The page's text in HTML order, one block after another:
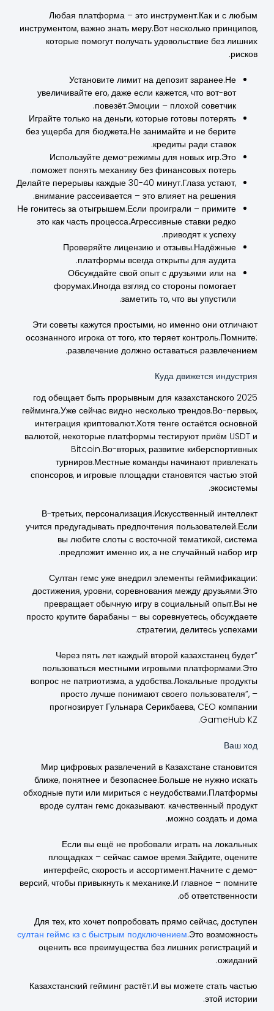
Любая платформа – это инструмент.Как и с любым
инструментом, важно знать меру.Вот несколько принципов,
которые помогут получать удовольствие без лишних
рисков.
Установите лимит на депозит заранее.Не
увеличивайте его, даже если кажется, что вот-вот
повезёт.Эмоции – плохой советчик.
Играйте только на деньги, которые готовы потерять
без ущерба для бюджета.Не занимайте и не берите
кредиты ради ставок.
Используйте демо-режимы для новых игр.Это
поможет понять механику без финансовых потерь.
Делайте перерывы каждые 30-40 минут.Глаза устают,
внимание рассеивается – это влияет на решения.
Не гонитесь за отыгрышем.Если проиграли – примите
это как часть процесса.Агрессивные ставки редко
приводят к успеху.
Проверяйте лицензию и отзывы.Надёжные
платформы всегда открыты для аудита.
Обсуждайте свой опыт с друзьями или на
форумах.Иногда взгляд со стороны помогает
заметить то, что вы упустили.
Эти советы кажутся простыми, но именно они отличают
осознанного игрока от того, кто теряет контроль.Помните:
развлечение должно оставаться развлечением.
Куда движется индустрия
2025 год обещает быть прорывным для казахстанского
гейминга.Уже сейчас видно несколько трендов.Во-первых,
интеграция криптовалют.Хотя тенге остаётся основной
валютой, некоторые платформы тестируют приём USDT и
Bitcoin.Во-вторых, развитие киберспортивных
турниров.Местные команды начинают привлекать
спонсоров, и игровые площадки становятся частью этой
экосистемы.
В-третьих, персонализация.Искусственный интеллект
учится предугадывать предпочтения пользователей.Если
вы любите слоты с восточной тематикой, система
предложит именно их, а не случайный набор игр.
Султан гемс уже внедрил элементы геймификации:
достижения, уровни, соревнования между друзьями.Это
превращает обычную игру в социальный опыт.Вы не
просто крутите барабаны – вы соревнуетесь, обсуждаете
стратегии, делитесь успехами.
“Через пять лет каждый второй казахстанец будет
пользоваться местными игровыми платформами.Это
вопрос не патриотизма, а удобства.Локальные продукты
просто лучше понимают своего пользователя”, –
прогнозирует Гульнара Серикбаева, CEO компании
GameHub KZ.
Ваш ход
Мир цифровых развлечений в Казахстане становится
ближе, понятнее и безопаснее.Больше не нужно искать
обходные пути или мириться с неудобствами.Платформы
вроде султан гемс доказывают: качественный продукт
можно создать и дома.
Если вы ещё не пробовали играть на локальных
площадках – сейчас самое время.Зайдите, оцените
интерфейс, скорость и ассортимент.Начните с демо-
версий, чтобы привыкнуть к механике.И главное – помните
об ответственности.
Для тех, кто хочет попробовать прямо сейчас, доступен
султан геймс кз с быстрым подключением.Это возможность
оценить все преимущества без лишних регистраций и
ожиданий.
Казахстанский гейминг растёт.И вы можете стать частью
этой истории.